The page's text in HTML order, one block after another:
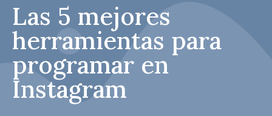
Las 5 mejores
herramientas para
programar en
Instagram